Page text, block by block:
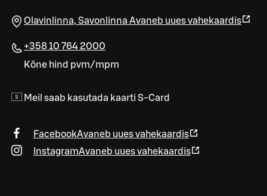
Olavinlinna, Savonlinna Avaneb uues vahekaardis
+358 10 764 2000
Kõne hind pvm/mpm
Meil saab kasutada kaarti S-Card
FacebookAvaneb uues vahekaardis
InstagramAvaneb uues vahekaardis